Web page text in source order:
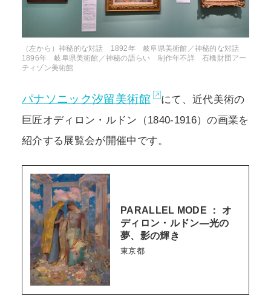
（左から）神秘的な対話 1892年 岐阜県美術館／神秘的な対話
1896年 岐阜県美術館／神秘の語らい 制作年不詳 石橋財団アー
ティゾン美術館
パナソニック汐留美術館
にて、近代美術の
巨匠オディロン・ルドン（1840-1916）の画業を
紹介する展覧会が開催中です。
PARALLEL MODE ： オ
ディロン・ルドン―光の
夢、影の輝き
東京都